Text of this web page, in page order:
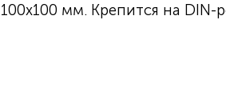
100х100 мм. Крепится на DIN-